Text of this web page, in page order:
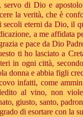
servo di Dio e
la verità, che è
secoli eterni da Dio, il
a me affidata
e pace da Dio
ti ho lasciato a
in ogni città,
donna e abbia figli
infatti, come
al vino, non
giusto, santo,
di esortare con la